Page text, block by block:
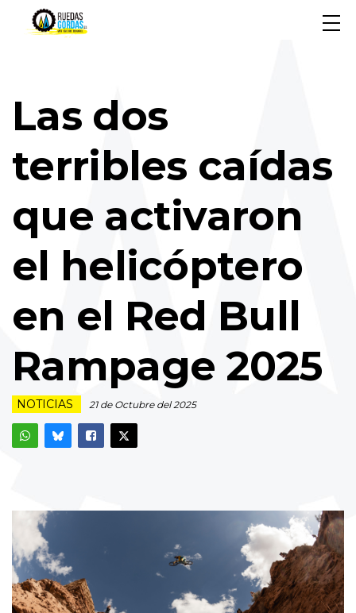
Las dos
terribles caídas
que activaron
el helicóptero
en el Red Bull
Rampage 2025
NOTICIAS 21 de Octubre del 2025